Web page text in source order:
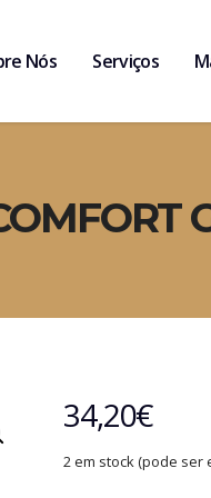
Nós Serviços
34,20€
2 em stock (pode ser